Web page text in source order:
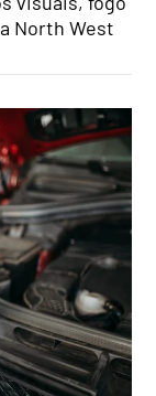
North West